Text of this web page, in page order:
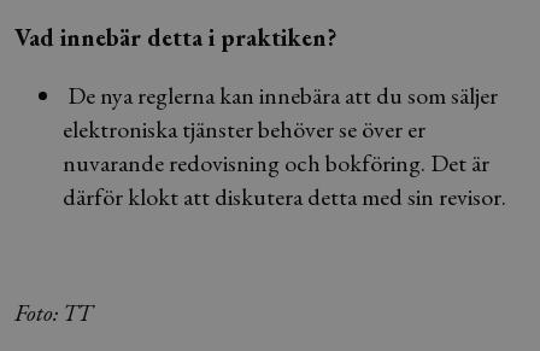
Vad innebär detta i praktiken?
De nya reglerna kan innebära att du som säljer
elektroniska tjänster behöver se över er
nuvarande redovisning och bokföring. Det är
därför klokt att diskutera detta med sin revisor.
Foto: TT